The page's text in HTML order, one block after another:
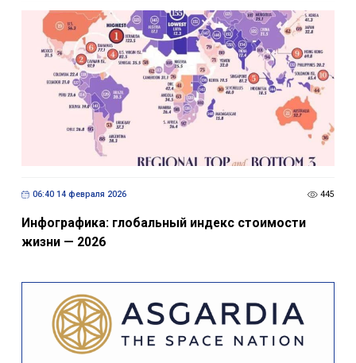
06:40 14 февраля 2026 445
Инфографика: глобальный индекс стоимости
жизни — 2026